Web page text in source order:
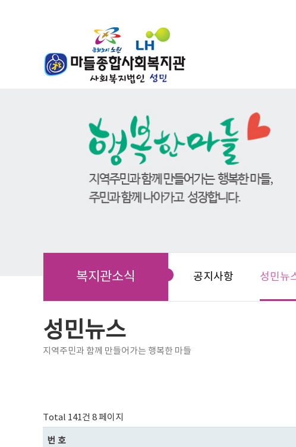
복지관소식 공지사항 성민뉴
성민뉴스
지역주민과 함께 만들어가는 행복한 마들
Total 141건 8 페이지
번호